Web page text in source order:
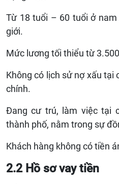
Từ 18 tuổi – 60 tuổi ở
giới.
Mức lương tối thiểu từ
Không có lịch sử nợ xấu tại
chính.
Đang cư trú, làm việc tại
thành phố, nằm trong sự
Khách hàng không có tiền
2.2 Hồ sơ vay tiền